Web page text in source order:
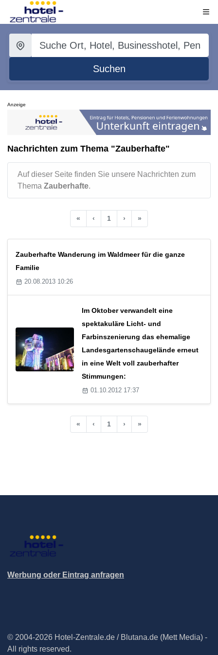
Suchen
Anzeige
Nachrichten zum Thema "Zauberhafte"
Auf dieser Seite finden Sie unsere Nachrichten zum
Thema Zauberhafte.
« ‹ 1 › »
Zauberhafte Wanderung im Waldmeer für die ganze
Familie
20.08.2013 10:26
Im Oktober verwandelt eine
spektakuläre Licht- und
Farbinszenierung das ehemalige
Landesgartenschaugelände erneut
in eine Welt voll zauberhafter
Stimmungen:
01.10.2012 17:37
« ‹ 1 › »
Werbung oder Eintrag anfragen
© 2004-2026 Hotel-Zentrale.de / Blutana.de (Mett Media) -
All rights reserved.